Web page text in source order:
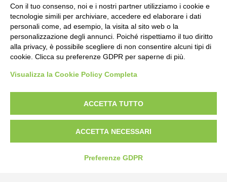
Fax: 0172-487399
info@bogliano.it
Privacy Policy
Modifica preferenze cookie
credits
Con il tuo consenso, noi e i nostri partner utilizziamo i cookie e
tecnologie simili per archiviare, accedere ed elaborare i dati
personali come, ad esempio, la visita al sito web o la
personalizzazione degli annunci. Poiché rispettiamo il tuo diritto
alla privacy, è possibile scegliere di non consentire alcuni tipi di
cookie. Clicca su preferenze GDPR per saperne di più.
Visualizza la Cookie Policy Completa
ACCETTA TUTTO
ACCETTA NECESSARI
Preferenze GDPR